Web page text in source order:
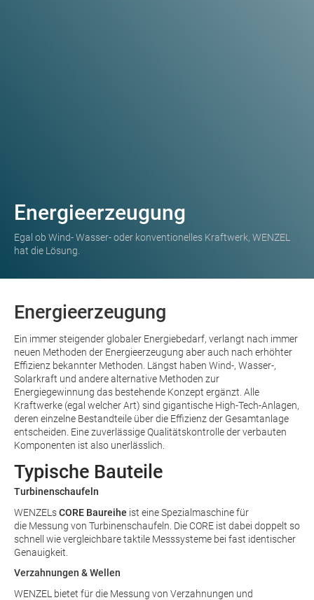
Energieerzeugung
Egal ob Wind- Wasser- oder konventionelles Kraftwerk, WENZEL
hat die Lösung.
Energieerzeugung
Ein immer steigender globaler Energiebedarf, verlangt nach immer
neuen Methoden der Energieerzeugung aber auch nach erhöhter
Effizienz bekannter Methoden. Längst haben Wind-, Wasser-,
Solarkraft und andere alternative Methoden zur
Energiegewinnung das bestehende Konzept ergänzt. Alle
Kraftwerke (egal welcher Art) sind gigantische High-Tech-Anlagen,
deren einzelne Bestandteile über die Effizienz der Gesamtanlage
entscheiden. Eine zuverlässige Qualitätskontrolle der verbauten
Komponenten ist also unerlässlich.
Typische Bauteile
Turbinenschaufeln
WENZELsCORE Baureihe ist eine Spezialmaschine für
die Messung von Turbinenschaufeln. Die CORE ist dabei doppelt so
schnell wie vergleichbare taktile Messsysteme bei fast identischer
Genauigkeit.
Verzahnungen & Wellen
WENZEL bietet für die Messung von Verzahnungen und